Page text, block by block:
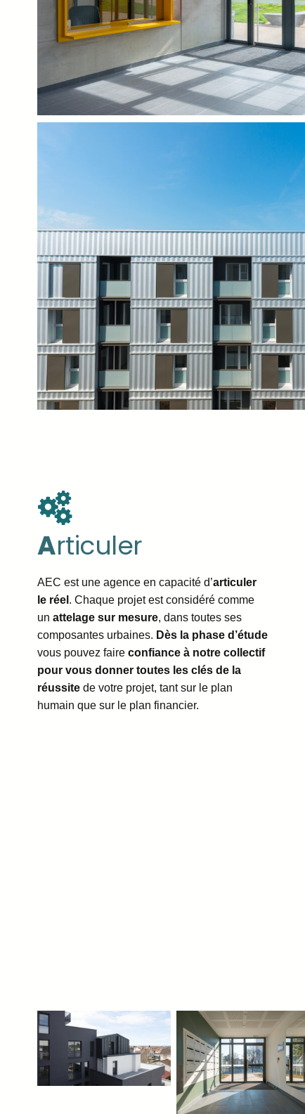
Articuler
AEC est une agence en capacité d’articuler
le réel . Chaque projet est considéré comme
un attelage sur mesure, dans toutes ses
composantes urbaines. Dès la phase d’étude
vous pouvez faire confiance à notre collectif
pour vous donner toutes les clés de la
réussite de votre projet, tant sur le plan
humain que sur le plan financier.